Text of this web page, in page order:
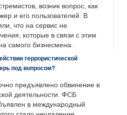
возник вопрос, как
и его пользователей. В
что на сервис не
которые в связи с этим
самого бизнесмена.
террористической
под вопросом?
предъявлено обвинение в
деятельности. ФСБ
в международный